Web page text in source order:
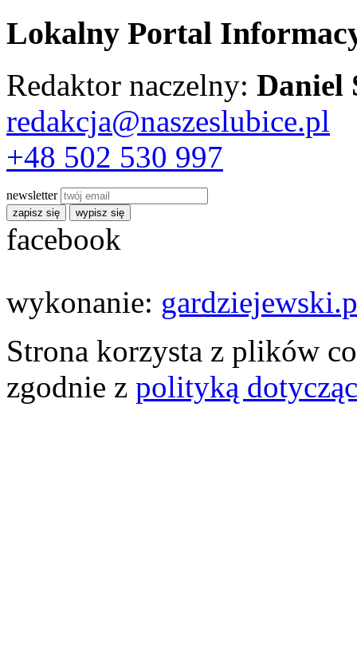
Lokalny Portal
Redaktor naczelny: Daniel
redakcja@naszeslubice.pl
+48 502 530 997
newsletter
zapisz się wypisz się
facebook
wykonanie:
Strona korzysta z plików
zgodnie z polityką